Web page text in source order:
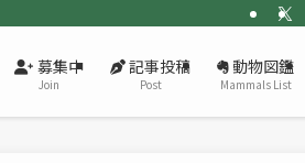
募集中
Join
記事投稿
Post
動物図鑑
Mammals List